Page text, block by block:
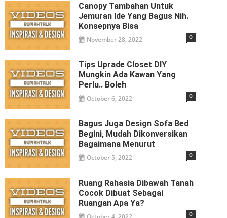
Canopy Tambahan Untuk
Jemuran Ide Yang Bagus Nih.
Konsepnya Bisa
November 28, 2022 0
Tips Uprade Closet DIY
Mungkin Ada Kawan Yang
Perlu.. Boleh
October 6, 2022 0
Bagus Juga Design Sofa Bed
Begini, Mudah Dikonversikan
Bagaimana Menurut
October 5, 2022 0
Ruang Rahasia Dibawah Tanah
Cocok Dibuat Sebagai
Ruangan Apa Ya?
0